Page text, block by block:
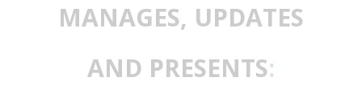
MANAGES, UPDATES
AND PRESENTS: